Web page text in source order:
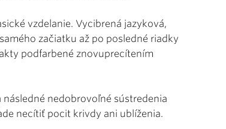
vzdelanie. Vycibrená jazyková,
začiatku až po posledné riadky
podfarbené znovuprecítením
nedobrovoľné sústredenia
necítiť pocit krivdy ani ublíženia.